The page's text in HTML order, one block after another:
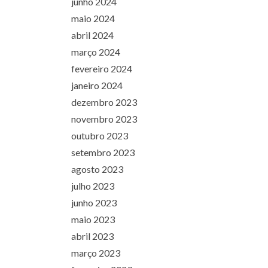
maio 2024
abril 2024
março 2024
fevereiro 2024
janeiro 2024
dezembro 2023
novembro 2023
outubro 2023
setembro 2023
agosto 2023
julho 2023
junho 2023
maio 2023
abril 2023
março 2023